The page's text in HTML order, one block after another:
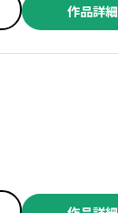
作品詳細